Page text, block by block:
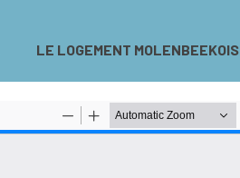
LE LOGEMENT MOLENBEEKOIS